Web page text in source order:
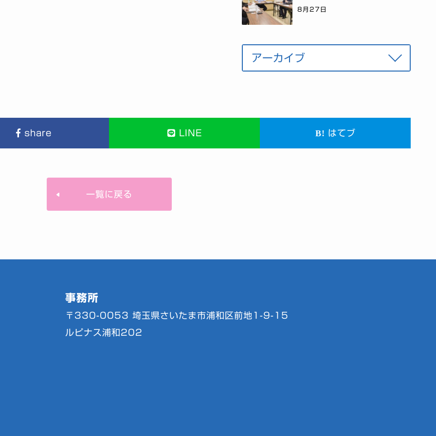
8月27日
share LINE はてブ
一覧に戻る
事務所
〒330-0053埼玉県さいたま市浦和区前地1-9-15
ルピナス浦和202